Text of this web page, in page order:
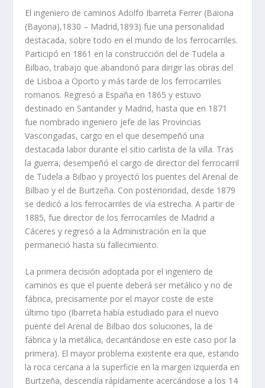
El ingeniero de caminos Adolfo Ibarreta Ferrer (Baiona
(Bayona),1830 – Madrid,1893) fue una personalidad
destacada, sobre todo en el mundo de los ferrocarriles.
Participó en 1861 en la construcción del de Tudela a
Bilbao, trabajo que abandonó para dirigir las obras del
de Lisboa a Oporto y más tarde de los ferrocarriles
romanos. Regresó a España en 1865 y estuvo
destinado en Santander y Madrid, hasta que en 1871
fue nombrado ingeniero jefe de las Provincias
Vascongadas, cargo en el que desempeñó una
destacada labor durante el sitio carlista de la villa. Tras
la guerra, desempeñó el cargo de director del ferrocarril
de Tudela a Bilbao y proyectó los puentes del Arenal de
Bilbao y el de Burtzeña. Con posterioridad, desde 1879
se dedicó a los ferrocarriles de vía estrecha. A partir de
1885, fue director de los ferrocarriles de Madrid a
Cáceres y regresó a la Administración en la que
permaneció hasta su fallecimiento.
La primera decisión adoptada por el ingeniero de
caminos es que el puente deberá ser metálico y no de
fábrica, precisamente por el mayor coste de este
último tipo (Ibarreta había estudiado para el nuevo
puente del Arenal de Bilbao dos soluciones, la de
fábrica y la metálica, decantándose en este caso por la
primera). El mayor problema existente era que, estando
la roca cercana a la superficie en la margen izquierda en
Burtzeña, descendía rápidamente acercándose a los 14